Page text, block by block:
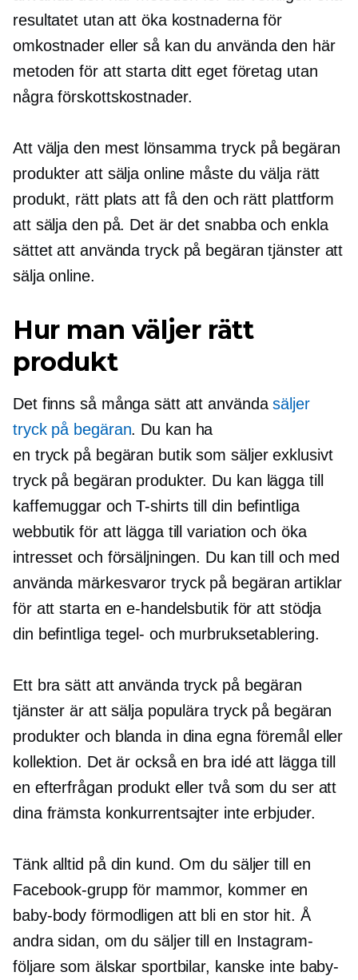
resultatet utan att öka kostnaderna för
omkostnader eller så kan du använda den här
metoden för att starta ditt eget företag utan
några förskottskostnader.
Att välja den mest lönsammatryck på begäran
produkter att sälja online måste du välja rätt
produkt, rätt plats att få den och rätt plattform
att sälja den på. Det är det snabba och enkla
sättet att användatryck på begäran tjänster att
sälja online.
Hur man väljer rätt
produkt
Det finns så många sätt att användasäljer
tryck på begäran. Du kan ha
en tryck på begäran butik som säljer exklusivt
tryck på begäran produkter. Du kan lägga till
kaffemuggar ochT-shirtstill din befintliga
webbutik för att lägga till variation och öka
intresset och försäljningen. Du kan till och med
använda märkesvaror tryck på begäran artiklar
för att starta en e-handelsbutik för att stödja
din befintliga tegel- och murbruksetablering.
Ett bra sätt att använda tryck på begäran
tjänster är att sälja populära tryck på begäran
produkter och blanda in dina egna föremål eller
kollektion. Det är också en bra idé att lägga till
en efterfrågan produkt eller två som du ser att
dina främsta konkurrentsajter inte erbjuder.
Tänk alltid på din kund. Om du säljer till en
Facebook-grupp för mammor, kommer en
baby-body förmodligen att bli en stor hit. Å
andra sidan, om du säljer till en Instagram-
följare som älskar sportbilar, kanske inte baby-